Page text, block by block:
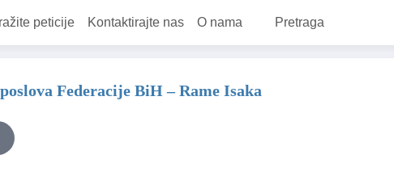
peticije Kontaktirajte nas O nama Pretraga
Federacije BiH – Rame Isaka